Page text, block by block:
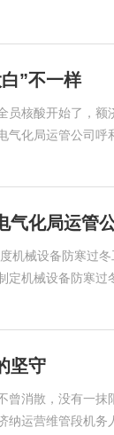
”不一样
员核酸开始了，额
气化局运管公司呼
气化局运管
机械设备防寒过
定机械设备防寒过
坚守
曾消散，没有一
纳运营维管段机务